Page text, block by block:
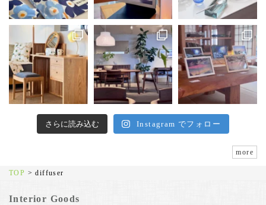
さらに読み込む Instagram でフォロー
more
TOP >diffuser
Interior Goods